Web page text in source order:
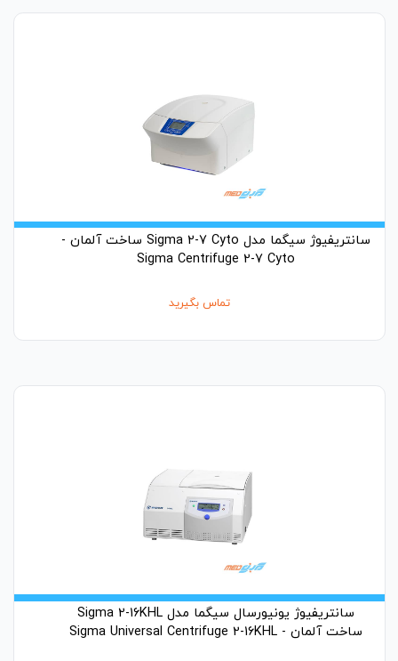
سانتریفیوژ سیگما مدل Sigma 2-7 Cyto ساخت آلمان -
Sigma Centrifuge 2-7 Cyto
تماس بگیرید
سانتریفیوژ یونیورسال سیگما مدل Sigma 2-16KHL
ساخت آلمان - Sigma Universal Centrifuge 2-16KHL